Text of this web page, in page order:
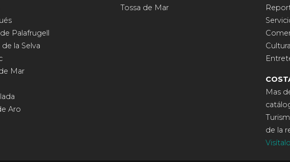
Palafrugell
la Selva
Mar
Aro
Tossa de Mar
Cultura
Mas
de la